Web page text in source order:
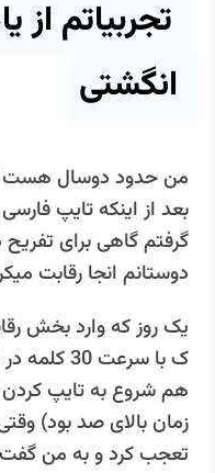
تجربیاتم از
انگشتی
من حدود دوسال هست
بعد از اینکه تایپ
گرفتم گاهی برای
دوستانم انجا رقابت
یک روز که وارد بخش
ک با سرعت
هم شروع به تایپ
زمان بالای صد بود)
تعجب کرد و به من